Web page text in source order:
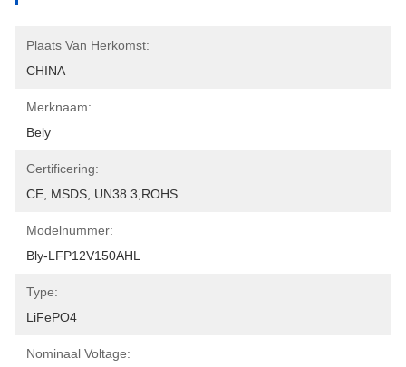
Plaats Van Herkomst:
CHINA
Merknaam:
Bely
Certificering:
CE, MSDS, UN38.3,ROHS
Modelnummer:
Bly-LFP12V150AHL
Type:
LiFePO4
Nominaal Voltage: